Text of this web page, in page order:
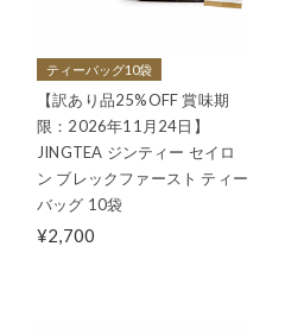
ティーバッグ10袋
【訳あり品25%OFF 賞味期
限：2026年11月24日】
JINGTEA ジンティー セイロ
ン ブレックファースト ティー
バッグ 10袋
¥2,700